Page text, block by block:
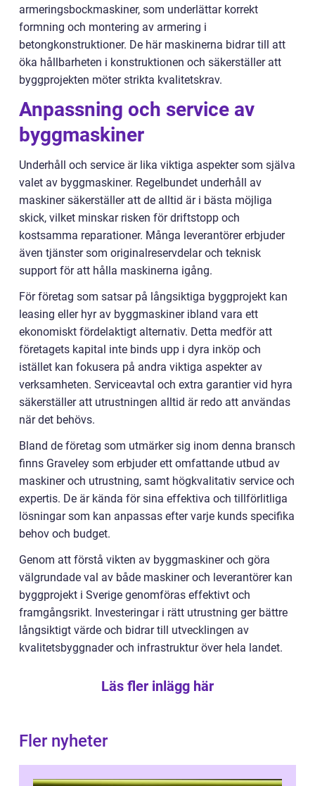
armeringsbockmaskiner, som underlättar korrekt
formning och montering av armering i
betongkonstruktioner. De här maskinerna bidrar till att
öka hållbarheten i konstruktionen och säkerställer att
byggprojekten möter strikta kvalitetskrav.
Anpassning och service av
byggmaskiner
Underhåll och service är lika viktiga aspekter som själva
valet av byggmaskiner. Regelbundet underhåll av
maskiner säkerställer att de alltid är i bästa möjliga
skick, vilket minskar risken för driftstopp och
kostsamma reparationer. Många leverantörer erbjuder
även tjänster som originalreservdelar och teknisk
support för att hålla maskinerna igång.
För företag som satsar på långsiktiga byggprojekt kan
leasing eller hyr av byggmaskiner ibland vara ett
ekonomiskt fördelaktigt alternativ. Detta medför att
företagets kapital inte binds upp i dyra inköp och
istället kan fokusera på andra viktiga aspekter av
verksamheten. Serviceavtal och extra garantier vid hyra
säkerställer att utrustningen alltid är redo att användas
när det behövs.
Bland de företag som utmärker sig inom denna bransch
finns Graveley som erbjuder ett omfattande utbud av
maskiner och utrustning, samt högkvalitativ service och
expertis. De är kända för sina effektiva och tillförlitliga
lösningar som kan anpassas efter varje kunds specifika
behov och budget.
Genom att förstå vikten av byggmaskiner och göra
välgrundade val av både maskiner och leverantörer kan
byggprojekt i Sverige genomföras effektivt och
framgångsrikt. Investeringar i rätt utrustning ger bättre
långsiktigt värde och bidrar till utvecklingen av
kvalitetsbyggnader och infrastruktur över hela landet.
Läs fler inlägg här
Fler nyheter